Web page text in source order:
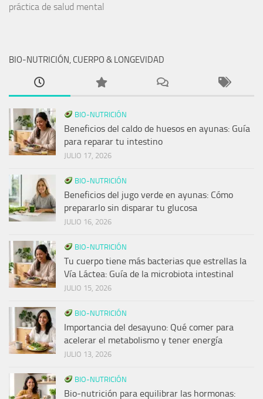
práctica de salud mental
BIO-NUTRICIÓN, CUERPO & LONGEVIDAD
BIO-NUTRICIÓN
Beneficios del caldo de huesos en ayunas: Guía
para reparar tu intestino
JULIO 17, 2026
BIO-NUTRICIÓN
Beneficios del jugo verde en ayunas: Cómo
prepararlo sin disparar tu glucosa
JULIO 16, 2026
BIO-NUTRICIÓN
Tu cuerpo tiene más bacterias que estrellas la
Vía Láctea: Guía de la microbiota intestinal
JULIO 15, 2026
BIO-NUTRICIÓN
Importancia del desayuno: Qué comer para
acelerar el metabolismo y tener energía
JULIO 13, 2026
BIO-NUTRICIÓN
Bio-nutrición para equilibrar las hormonas: